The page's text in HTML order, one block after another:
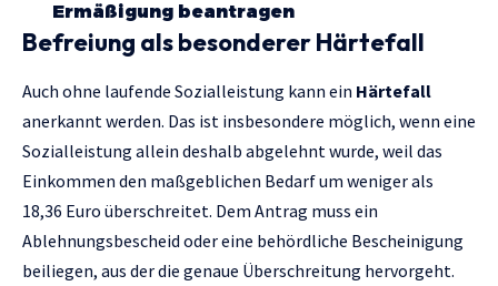
Ermäßigung beantragen
Befreiung als besonderer Härtefall
Auch ohne laufende Sozialleistung kann ein Härtefall
anerkannt werden. Das ist insbesondere möglich, wenn eine
Sozialleistung allein deshalb abgelehnt wurde, weil das
Einkommen den maßgeblichen Bedarf um weniger als
18,36 Euro überschreitet. Dem Antrag muss ein
Ablehnungsbescheid oder eine behördliche Bescheinigung
beiliegen, aus der die genaue Überschreitung hervorgeht.